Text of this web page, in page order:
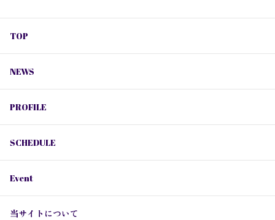
TOP
NEWS
PROFILE
SCHEDULE
Event
当サイトについて